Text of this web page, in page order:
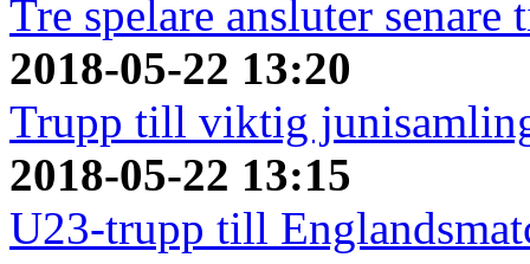
Tre spelare ansluter
2018-05-22 13:20
Trupp till viktig
2018-05-22 13:15
U23-trupp till